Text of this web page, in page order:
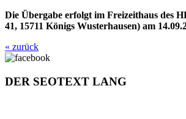
Die Übergabe erfolgt im Freizeithaus des
41, 15711 Königs Wusterhausen) am
« zurück
DER SEOTEXT LANG